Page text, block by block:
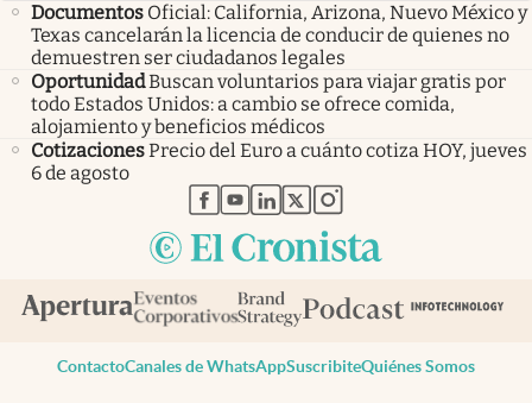
Documentos Oficial: California, Arizona, Nuevo México y
Texas cancelarán la licencia de conducir de quienes no
demuestren ser ciudadanos legales
OportunidadBuscan voluntarios para viajar gratis por
todo Estados Unidos: a cambio se ofrece comida,
alojamiento y beneficios médicos
CotizacionesPrecio del Euro a cuánto cotiza HOY, jueves
6 de agosto
abre en nueva pestaña
abre en nueva pestaña
abre en nueva pestaña
abre en nueva pestaña
abre en nueva pestaña
ContactoCanales de WhatsAppSuscribiteQuiénes Somos